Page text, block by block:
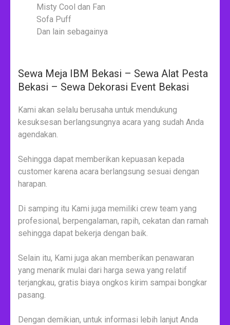
Misty Cool dan Fan
Sofa Puff
Dan lain sebagainya
Sewa Meja IBM Bekasi – Sewa Alat Pesta
Bekasi – Sewa Dekorasi Event Bekasi
Kami akan selalu berusaha untuk mendukung
kesuksesan berlangsungnya acara yang sudah Anda
agendakan.
Sehingga dapat memberikan kepuasan kepada
customer karena acara berlangsung sesuai dengan
harapan.
Di samping itu Kami juga memiliki crew team yang
profesional, berpengalaman, rapih, cekatan dan ramah
sehingga dapat bekerja dengan baik.
Selain itu, Kami juga akan memberikan penawaran
yang menarik mulai dari harga sewa yang relatif
terjangkau, gratis biaya ongkos kirim sampai bongkar
pasang.
Dengan demikian, untuk informasi lebih lanjut Anda